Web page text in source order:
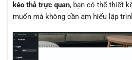
kéo thả trực quan, bạn có thể thiết
muốn mà không cần am hiểu lập